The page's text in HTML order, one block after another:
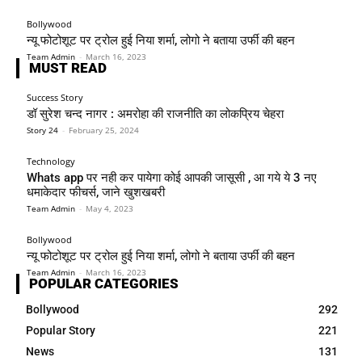
Bollywood
न्यू फोटोशूट पर ट्रोल हुई निया शर्मा, लोगो ने बताया उर्फी की बहन
Team Admin - March 16, 2023
MUST READ
Success Story
डॉ सुरेश चन्द नागर : अमरोहा की राजनीति का लोकप्रिय चेहरा
Story 24 - February 25, 2024
Technology
Whats app पर नही कर पायेगा कोई आपकी जासूसी , आ गये ये 3 नए
धमाकेदार फीचर्स, जाने खुशखबरी
Team Admin - May 4, 2023
Bollywood
न्यू फोटोशूट पर ट्रोल हुई निया शर्मा, लोगो ने बताया उर्फी की बहन
Team Admin - March 16, 2023
POPULAR CATEGORIES
Bollywood
292
Popular Story
221
News
131